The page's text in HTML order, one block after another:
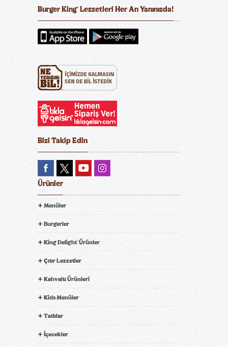
Burger King® Lezzetleri Her An Yanınızda!
Bizi Takip Edin
Ürünler
Menüler
Burgerler
King Delight® Ürünler
Çıtır Lezzetler
Kahvaltı Ürünleri
Kids Menüler
Tatlılar
İçecekler